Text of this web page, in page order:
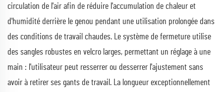
circulation de l'air afin de réduire l'accumulation de chaleur et
d'humidité derrière le genou pendant une utilisation prolongée dans
des conditions de travail chaudes. Le système de fermeture utilise
des sangles robustes en velcro larges, permettant un réglage à une
main : l'utilisateur peut resserrer ou desserrer l'ajustement sans
avoir à retirer ses gants de travail. La longueur exceptionnellement